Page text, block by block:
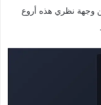
وجهة نظري هذه أروع